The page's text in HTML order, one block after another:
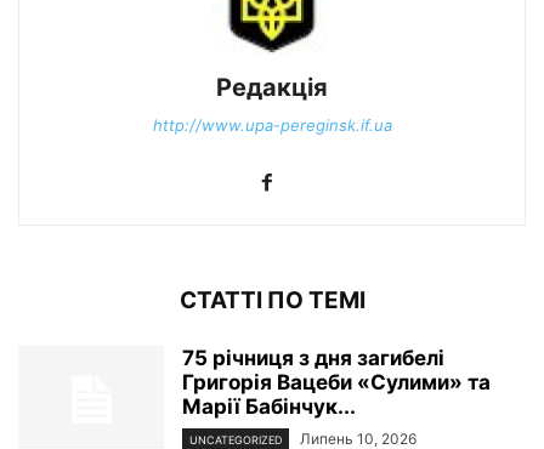
Редакція
http://www.upa-pereginsk.if.ua
СТАТТІ ПО ТЕМІ
75 річниця з дня загибелі
Григорія Вацеби «Сулими» та
Марії Бабінчук...
UNCATEGORIZED Липень 10, 2026